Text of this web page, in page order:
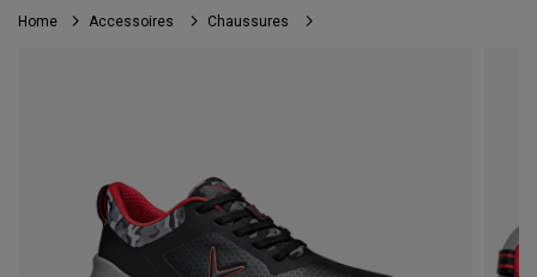
Home Accessoires Chaussures